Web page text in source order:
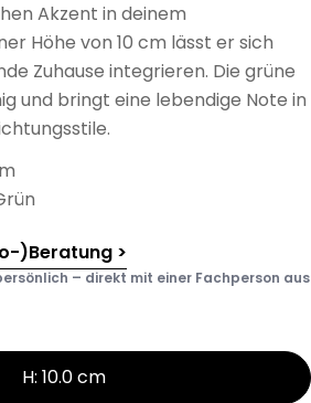
Akzent in deinem
Höhe von 10 cm lässt er sich
Zuhause integrieren. Die grüne
und bringt eine lebendige Note in
)Beratung >
– direkt mit einer Fachperson aus
H: 10.0 cm